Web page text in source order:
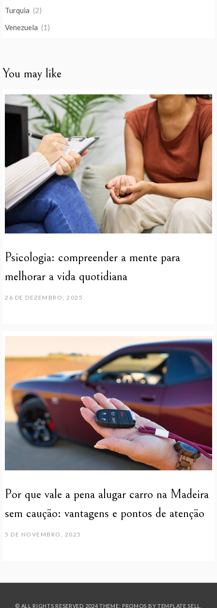
Turquia (2)
Venezuela (1)
You may like
Psicologia: compreender a mente para
melhorar a vida quotidiana
26 DE DEZEMBRO, 2025
Por que vale a pena alugar carro na Madeira
sem caução: vantagens e pontos de atenção
5 DE NOVEMBRO, 2025
© ALL RIGHTS RESERVED 2024 THEME: PROMOS BY TEMPLATE SELL